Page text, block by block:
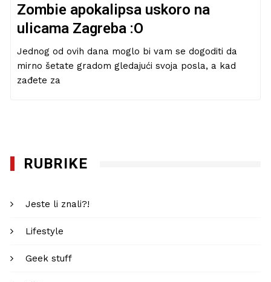
Zombie apokalipsa uskoro na
ulicama Zagreba :O
Jednog od ovih dana moglo bi vam se dogoditi da
mirno šetate gradom gledajući svoja posla, a kad
zađete za
RUBRIKE
Jeste li znali?!
Lifestyle
Geek stuff